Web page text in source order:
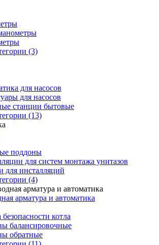
(3)
для насосов
для насосов
станции бытовые
(13)
поддоны
для систем монтажа унитазов
для инсталляций
(4)
арматура и автоматика
котла
балансировочные
обратные